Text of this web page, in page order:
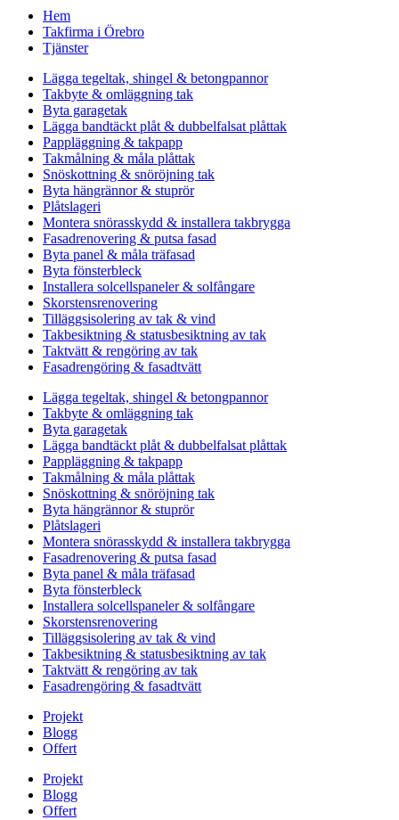
Hem
Takfirma i Örebro
Tjänster
Lägga tegeltak, shingel & betongpannor
Takbyte & omläggning tak
Byta garagetak
Lägga bandtäckt plåt & dubbelfalsat plåttak
Pappläggning & takpapp
Takmålning & måla plåttak
Snöskottning & snöröjning tak
Byta hängrännor & stuprör
Plåtslageri
Montera snörasskydd & installera takbrygga
Fasadrenovering & putsa fasad
Byta panel & måla träfasad
Byta fönsterbleck
Installera solcellspaneler & solfångare
Skorstensrenovering
Tilläggsisolering av tak & vind
Takbesiktning & statusbesiktning av tak
Taktvätt & rengöring av tak
Fasadrengöring & fasadtvätt
Lägga tegeltak, shingel & betongpannor
Takbyte & omläggning tak
Byta garagetak
Lägga bandtäckt plåt & dubbelfalsat plåttak
Pappläggning & takpapp
Takmålning & måla plåttak
Snöskottning & snöröjning tak
Byta hängrännor & stuprör
Plåtslageri
Montera snörasskydd & installera takbrygga
Fasadrenovering & putsa fasad
Byta panel & måla träfasad
Byta fönsterbleck
Installera solcellspaneler & solfångare
Skorstensrenovering
Tilläggsisolering av tak & vind
Takbesiktning & statusbesiktning av tak
Taktvätt & rengöring av tak
Fasadrengöring & fasadtvätt
Projekt
Blogg
Offert
Projekt
Blogg
Offert